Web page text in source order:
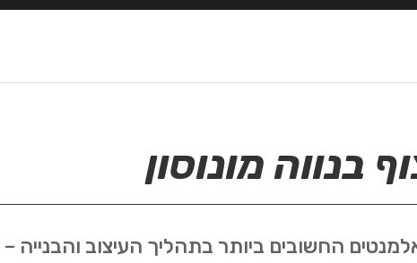
בנווה מונוסון
החשובים ביותר בתהליך העיצוב והבנייה